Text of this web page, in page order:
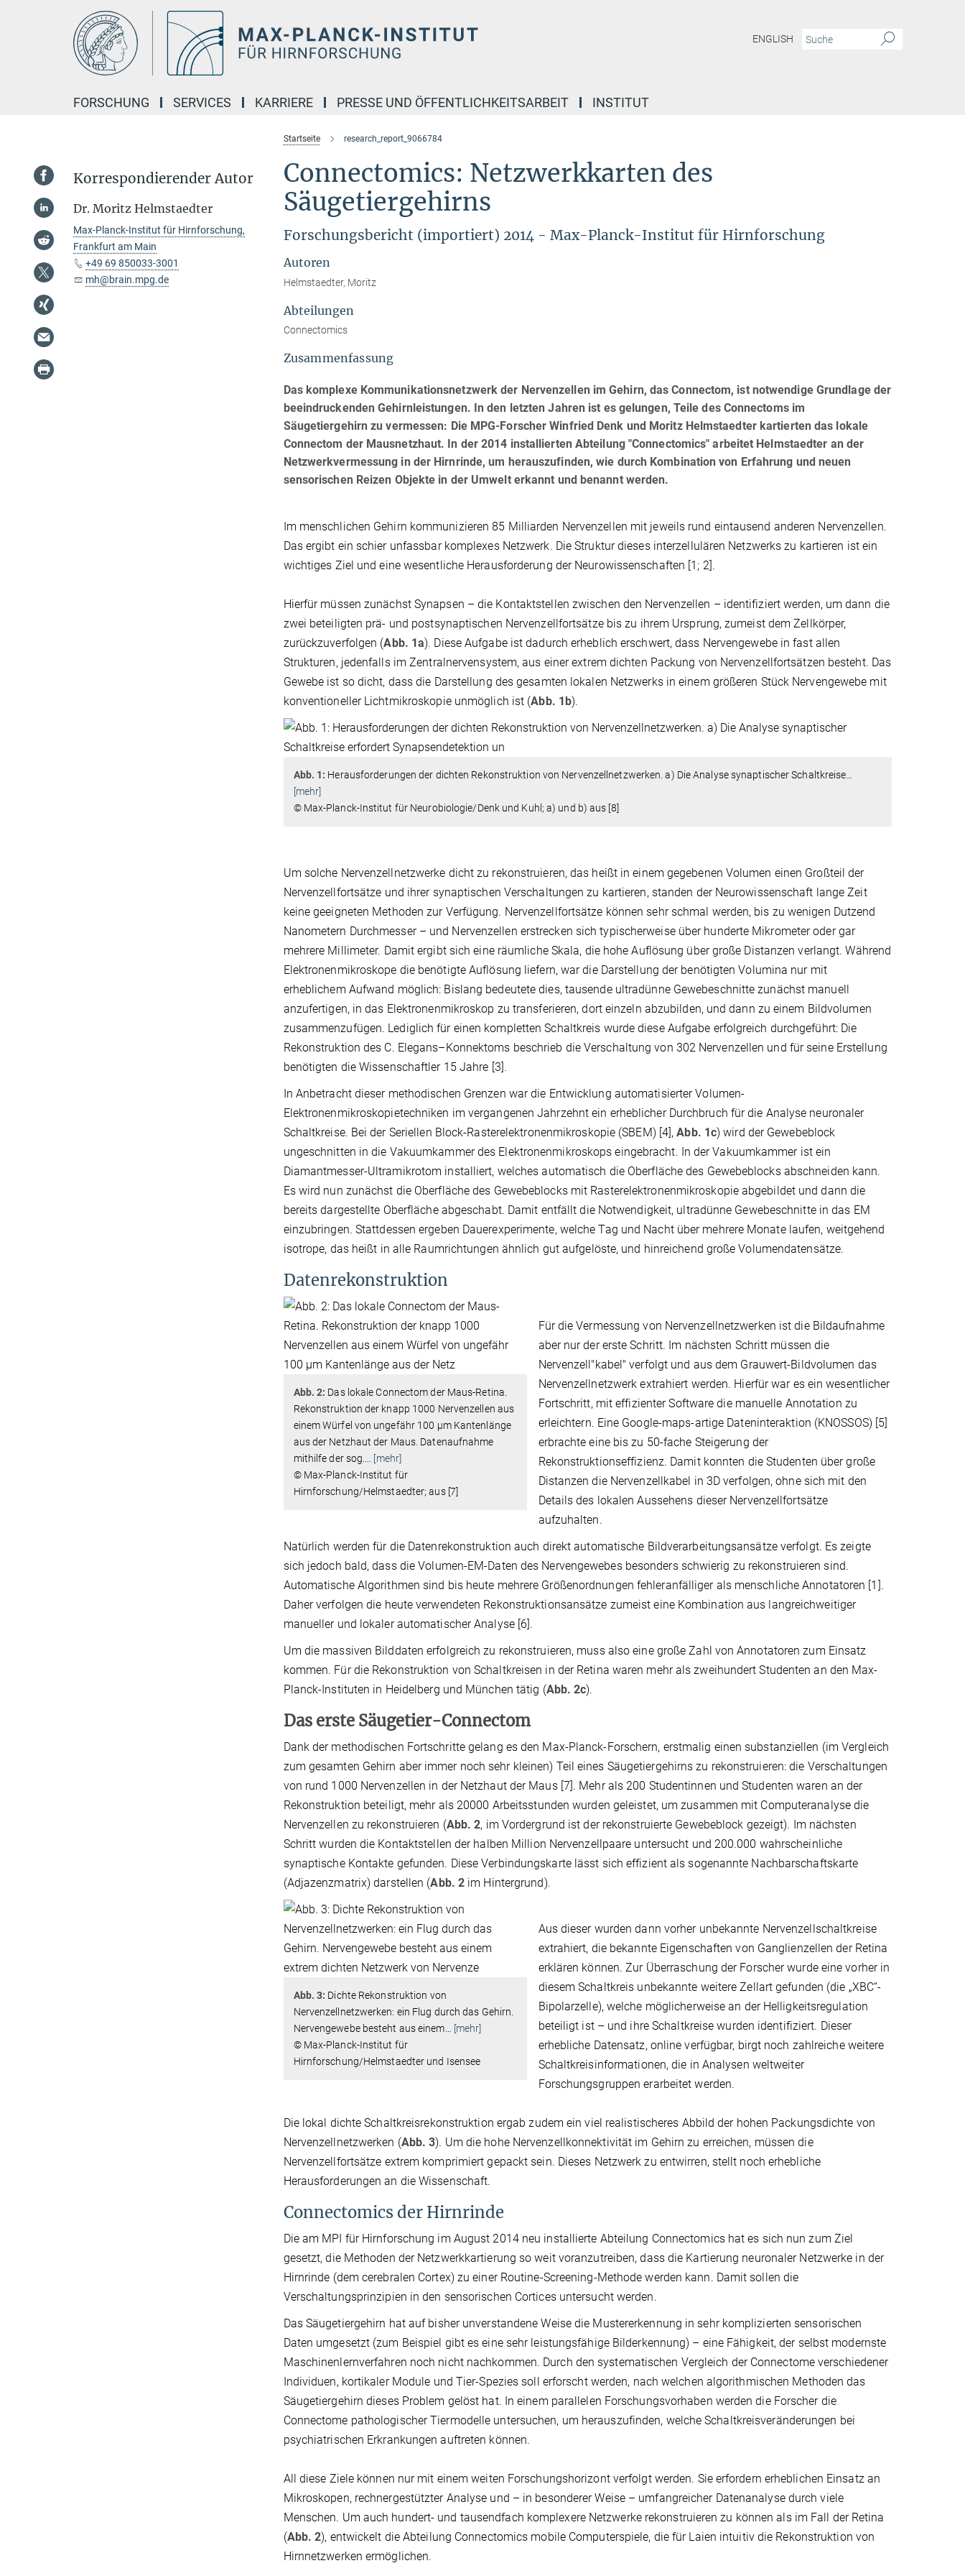
ENGLISH
FORSCHUNG SERVICES KARRIERE PRESSE UND ÖFFENTLICHKEITSARBEIT INSTITUT
Startseite research_report_9066784
Connectomics: Netzwerkkarten des
Säugetiergehirns
Forschungsbericht (importiert) 2014 - Max-Planck-Institut für Hirnforschung
Autoren
Helmstaedter, Moritz
Abteilungen
Connectomics
Zusammenfassung
Das komplexe Kommunikationsnetzwerk der Nervenzellen im Gehirn, das Connectom, ist notwendige Grundlage der
beeindruckenden Gehirnleistungen. In den letzten Jahren ist es gelungen, Teile des Connectoms im
Säugetiergehirn zu vermessen: Die MPG-Forscher Winfried Denk und Moritz Helmstaedter kartierten das lokale
Connectom der Mausnetzhaut. In der 2014 installierten Abteilung "Connectomics" arbeitet Helmstaedter an der
Netzwerkvermessung in der Hirnrinde, um herauszufinden, wie durch Kombination von Erfahrung und neuen
sensorischen Reizen Objekte in der Umwelt erkannt und benannt werden.
Im menschlichen Gehirn kommunizieren 85 Milliarden Nervenzellen mit jeweils rund eintausend anderen Nervenzellen.
Das ergibt ein schier unfassbar komplexes Netzwerk. Die Struktur dieses interzellulären Netzwerks zu kartieren ist ein
wichtiges Ziel und eine wesentliche Herausforderung der Neurowissenschaften [1; 2].
Hierfür müssen zunächst Synapsen – die Kontaktstellen zwischen den Nervenzellen – identifiziert werden, um dann die
zwei beteiligten prä- und postsynaptischen Nervenzellfortsätze bis zu ihrem Ursprung, zumeist dem Zellkörper,
zurückzuverfolgen (Abb. 1a). Diese Aufgabe ist dadurch erheblich erschwert, dass Nervengewebe in fast allen
Strukturen, jedenfalls im Zentralnervensystem, aus einer extrem dichten Packung von Nervenzellfortsätzen besteht. Das
Gewebe ist so dicht, dass die Darstellung des gesamten lokalen Netzwerks in einem größeren Stück Nervengewebe mit
konventioneller Lichtmikroskopie unmöglich ist (Abb. 1b).
Abb. 1: Herausforderungen der dichten Rekonstruktion von Nervenzellnetzwerken. a) Die Analyse synaptischer Schaltkreise
[mehr]
© Max-Planck-Institut für Neurobiologie/Denk und Kuhl; a) und b) aus [8]
Um solche Nervenzellnetzwerke dicht zu rekonstruieren, das heißt in einem gegebenen Volumen einen Großteil der
Nervenzellfortsätze und ihrer synaptischen Verschaltungen zu kartieren, standen der Neurowissenschaft lange Zeit
keine geeigneten Methoden zur Verfügung. Nervenzellfortsätze können sehr schmal werden, bis zu wenigen Dutzend
Nanometern Durchmesser – und Nervenzellen erstrecken sich typischerweise über hunderte Mikrometer oder gar
mehrere Millimeter. Damit ergibt sich eine räumliche Skala, die hohe Auflösung über große Distanzen verlangt. Während
Elektronenmikroskope die benötigte Auflösung liefern, war die Darstellung der benötigten Volumina nur mit
erheblichem Aufwand möglich: Bislang bedeutete dies, tausende ultradünne Gewebeschnitte zunächst manuell
anzufertigen, in das Elektronenmikroskop zu transferieren, dort einzeln abzubilden, und dann zu einem Bildvolumen
zusammenzufügen. Lediglich für einen kompletten Schaltkreis wurde diese Aufgabe erfolgreich durchgeführt: Die
Rekonstruktion des C. Elegans–Konnektoms beschrieb die Verschaltung von 302 Nervenzellen und für seine Erstellung
benötigten die Wissenschaftler 15 Jahre [3].
In Anbetracht dieser methodischen Grenzen war die Entwicklung automatisierter Volumen-
Elektronenmikroskopietechniken im vergangenen Jahrzehnt ein erheblicher Durchbruch für die Analyse neuronaler
Schaltkreise. Bei der Seriellen Block-Rasterelektronenmikroskopie (SBEM) [4],Abb. 1c) wird der Gewebeblock
ungeschnitten in die Vakuumkammer des Elektronenmikroskops eingebracht. In der Vakuumkammer ist ein
Diamantmesser-Ultramikrotom installiert, welches automatisch die Oberfläche des Gewebeblocks abschneiden kann.
Es wird nun zunächst die Oberfläche des Gewebeblocks mit Rasterelektronenmikroskopie abgebildet und dann die
bereits dargestellte Oberfläche abgeschabt. Damit entfällt die Notwendigkeit, ultradünne Gewebeschnitte in das EM
einzubringen. Stattdessen ergeben Dauerexperimente, welche Tag und Nacht über mehrere Monate laufen, weitgehend
isotrope, das heißt in alle Raumrichtungen ähnlich gut aufgelöste, und hinreichend große Volumendatensätze.
Datenrekonstruktion
Abb. 2: Das lokale Connectom der Maus-Retina.
Rekonstruktion der knapp 1000 Nervenzellen aus
einem Würfel von ungefähr 100 µm Kantenlänge
aus der Netzhaut der Maus. Datenaufnahme
mithilfe der sog.
[mehr]
© Max-Planck-Institut für
Hirnforschung/Helmstaedter; aus [7]
Für die Vermessung von Nervenzellnetzwerken ist die Bildaufnahme
aber nur der erste Schritt. Im nächsten Schritt müssen die
Nervenzell"kabel" verfolgt und aus dem Grauwert-Bildvolumen das
Nervenzellnetzwerk extrahiert werden. Hierfür war es ein wesentlicher
Fortschritt, mit effizienter Software die manuelle Annotation zu
erleichtern. Eine Google-maps-artige Dateninteraktion (KNOSSOS) [5]
erbrachte eine bis zu 50-fache Steigerung der
Rekonstruktionseffizienz. Damit konnten die Studenten über große
Distanzen die Nervenzellkabel in 3D verfolgen, ohne sich mit den
Details des lokalen Aussehens dieser Nervenzellfortsätze
aufzuhalten.
Natürlich werden für die Datenrekonstruktion auch direkt automatische Bildverarbeitungsansätze verfolgt. Es zeigte
sich jedoch bald, dass die Volumen-EM-Daten des Nervengewebes besonders schwierig zu rekonstruieren sind.
Automatische Algorithmen sind bis heute mehrere Größenordnungen fehleranfälliger als menschliche Annotatoren [1].
Daher verfolgen die heute verwendeten Rekonstruktionsansätze zumeist eine Kombination aus langreichweitiger
manueller und lokaler automatischer Analyse [6].
Um die massiven Bilddaten erfolgreich zu rekonstruieren, muss also eine große Zahl von Annotatoren zum Einsatz
kommen. Für die Rekonstruktion von Schaltkreisen in der Retina waren mehr als zweihundert Studenten an den Max-
Planck-Instituten in Heidelberg und München tätig (Abb. 2c).
Das erste Säugetier-Connectom
Dank der methodischen Fortschritte gelang es den Max-Planck-Forschern, erstmalig einen substanziellen (im Vergleich
zum gesamten Gehirn aber immer noch sehr kleinen) Teil eines Säugetiergehirns zu rekonstruieren: die Verschaltungen
von rund 1000 Nervenzellen in der Netzhaut der Maus [7]. Mehr als 200 Studentinnen und Studenten waren an der
Rekonstruktion beteiligt, mehr als 20000 Arbeitsstunden wurden geleistet, um zusammen mit Computeranalyse die
Nervenzellen zu rekonstruieren (Abb. 2, im Vordergrund ist der rekonstruierte Gewebeblock gezeigt). Im nächsten
Schritt wurden die Kontaktstellen der halben Million Nervenzellpaare untersucht und 200.000 wahrscheinliche
synaptische Kontakte gefunden. Diese Verbindungskarte lässt sich effizient als sogenannte Nachbarschaftskarte
(Adjazenzmatrix) darstellen (Abb. 2 im Hintergrund).
Abb. 3: Dichte Rekonstruktion von
Nervenzellnetzwerken: ein Flug durch das Gehirn.
Nervengewebe besteht aus einem
[mehr]
© Max-Planck-Institut für
Hirnforschung/Helmstaedter und Isensee
Aus dieser wurden dann vorher unbekannte Nervenzellschaltkreise
extrahiert, die bekannte Eigenschaften von Ganglienzellen der Retina
erklären können. Zur Überraschung der Forscher wurde eine vorher in
diesem Schaltkreis unbekannte weitere Zellart gefunden (die „XBC“-
Bipolarzelle), welche möglicherweise an der Helligkeitsregulation
beteiligt ist – und ihre Schaltkreise wurden identifiziert. Dieser
erhebliche Datensatz, online verfügbar, birgt noch zahlreiche weitere
Schaltkreisinformationen, die in Analysen weltweiter
Forschungsgruppen erarbeitet werden.
Die lokal dichte Schaltkreisrekonstruktion ergab zudem ein viel realistischeres Abbild der hohen Packungsdichte von
Nervenzellnetzwerken (Abb. 3). Um die hohe Nervenzellkonnektivität im Gehirn zu erreichen, müssen die
Nervenzellfortsätze extrem komprimiert gepackt sein. Dieses Netzwerk zu entwirren, stellt noch erhebliche
Herausforderungen an die Wissenschaft.
Connectomics der Hirnrinde
Die am MPI für Hirnforschung im August 2014 neu installierte Abteilung Connectomics hat es sich nun zum Ziel
gesetzt, die Methoden der Netzwerkkartierung so weit voranzutreiben, dass die Kartierung neuronaler Netzwerke in der
Hirnrinde (dem cerebralen Cortex) zu einer Routine-Screening-Methode werden kann. Damit sollen die
Verschaltungsprinzipien in den sensorischen Cortices untersucht werden.
Das Säugetiergehirn hat auf bisher unverstandene Weise die Mustererkennung in sehr komplizierten sensorischen
Daten umgesetzt (zum Beispiel gibt es eine sehr leistungsfähige Bilderkennung) – eine Fähigkeit, der selbst modernste
Maschinenlernverfahren noch nicht nachkommen. Durch den systematischen Vergleich der Connectome verschiedener
Individuen, kortikaler Module und Tier-Spezies soll erforscht werden, nach welchen algorithmischen Methoden das
Säugetiergehirn dieses Problem gelöst hat. In einem parallelen Forschungsvorhaben werden die Forscher die
Connectome pathologischer Tiermodelle untersuchen, um herauszufinden, welche Schaltkreisveränderungen bei
psychiatrischen Erkrankungen auftreten können.
All diese Ziele können nur mit einem weiten Forschungshorizont verfolgt werden. Sie erfordern erheblichen Einsatz an
Mikroskopen, rechnergestützter Analyse und – in besonderer Weise – umfangreicher Datenanalyse durch viele
Menschen. Um auch hundert- und tausendfach komplexere Netzwerke rekonstruieren zu können als im Fall der Retina
(Abb. 2), entwickelt die Abteilung Connectomics mobile Computerspiele, die für Laien intuitiv die Rekonstruktion von
Hirnnetzwerken ermöglichen.
Korrespondierender Autor
Dr. Moritz Helmstaedter
Max-Planck-Institut für Hirnforschung,
Frankfurt am Main
+49 69 850033-3001
mh@brain.mpg.de